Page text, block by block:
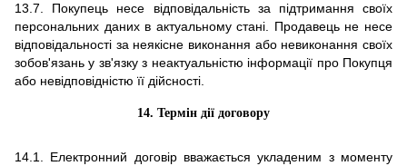
13.7. Покупець несе відповідальність за підтримання своїх
персональних даних в актуальному стані. Продавець не несе
відповідальності за неякісне виконання або невиконання своїх
зобов'язань у зв'язку з неактуальністю інформації про Покупця
або невідповідністю її дійсності.
14. Термін дії договору
14.1. Електронний договір вважається укладеним з моменту